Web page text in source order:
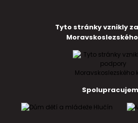
Tyto stránky vznikly